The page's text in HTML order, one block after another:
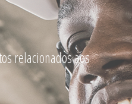
relacionados aos